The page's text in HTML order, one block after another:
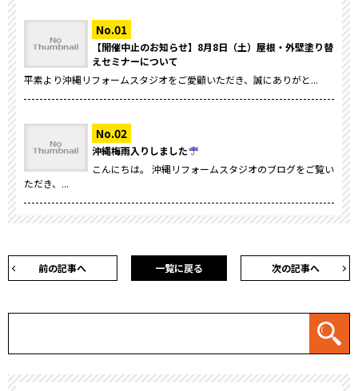
【開催中止のお知らせ】8月8日（土）屋根・外壁塗り替
えセミナーについて
平素より沖縄リフォームスタジオをご愛顧いただき、誠にありがと...
沖縄梅雨入りしました
こんにちは。 沖縄リフォームスタジオのブログをご覧い
ただき、...
前の記事へ 次の記事へ
一覧に戻る